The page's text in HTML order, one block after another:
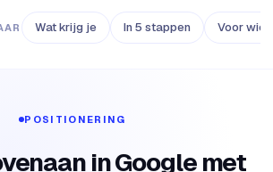
Wat krijg je In 5 stappen Voor wie
POSITIONERING
in Google met